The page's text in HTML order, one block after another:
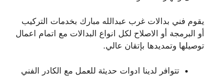
يقوم فني بدالات غرب عبدالله مبارك بخدمات التركيب
أو البرمجة أو الاصلاح لكل انواع البدالات مع اتمام اعمال
توصيلها وتمديدها بإتقان عالي.
تتوافر لدينا ادوات حديثة للعمل مع الكادر الفني